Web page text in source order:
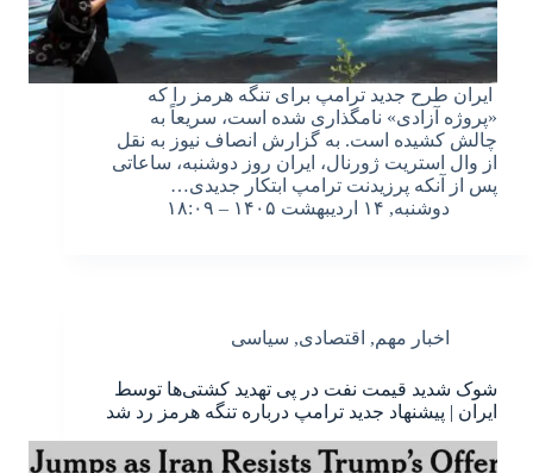
ایران طرح جدید ترامپ برای تنگه هرمز را که
«پروژه آزادی» نامگذاری شده است، سریعاً به
چالش کشیده است. به گزارش انصاف نیوز به نقل
از وال استریت ژورنال، ایران روز دوشنبه، ساعاتی
پس از آنکه پرزیدنت ترامپ ابتکار جدیدی…
دوشنبه, ۱۴ اردیبهشت ۱۴۰۵ – ۱۸:۰۹
اخبار مهم, اقتصادی, سیاسی
شوک شدید قیمت نفت در پی تهدید کشتی‌ها توسط
ایران | پیشنهاد جدید ترامپ درباره تنگه هرمز رد شد